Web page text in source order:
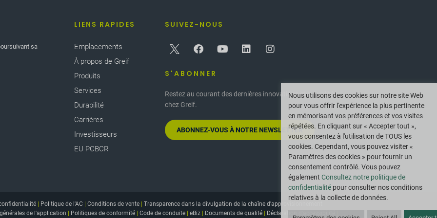
élevés et qui
associée au
nous avons reçu
Progress en
sa plateforme d’utilisation
qui en résulteront aux
communauté universitaire
environnementale positive
En 2013, la Sustainable
Pollinator Partnership en
Award pour cette recherche.
programme en déclarant une
printemps 2018. En 2021,
sensibilisation, la
des pollinisateurs dans notre
sa
LIENS RAPIDES
Emplacements
À propos de Greif
Produits
Services
Durabilité
Carrières
Investisseurs
EU PCBCR
SUIVEZ-NOUS
S'ABONNER
Restez au courant des dernières innovations et actualités
chez Greif.
ABONNEZ-VOUS À NOTRE NEWSLETTER
| Politique de l'AC Conditions de vente| Transparence dans la divulgation de la chaîne d'approvisionnement
de l'application Politiques de conformité| Code de conduite| eBiz| Documents de qualité| Déclaration d'accessibilité
Nous utilisons des cookies sur notre site Web
pour vous offrir l'expérience la plus pertinente
en mémorisant vos préférences et vos visites
répétées. En cliquant sur « Accepter tout »,
vous consentez à l'utilisation de TOUS les
cookies. Cependant, vous pouvez visiter «
Paramètres des cookies » pour fournir un
consentement contrôlé. Vous pouvez
également Consultez notre politique de
confidentialité pour consulter nos conditions
relatives à la collecte de données.